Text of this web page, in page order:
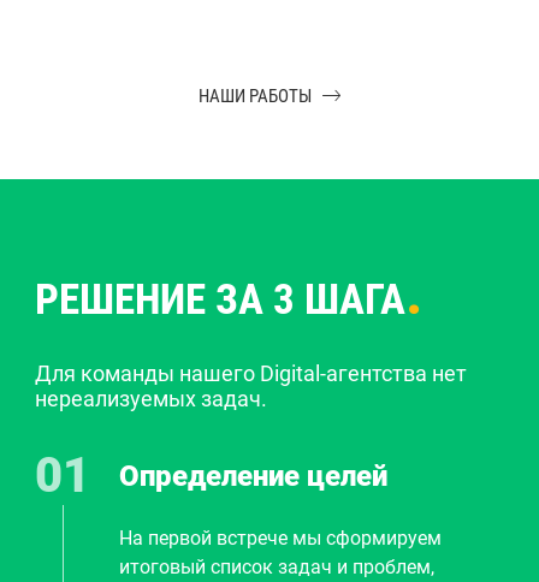
НАШИ РАБОТЫ
РЕШЕНИЕ ЗА 3 ШАГА.
Для команды нашего Digital-агентства нет
нереализуемых задач.
Определение целей
На первой встрече мы сформируем
итоговый список задач и проблем,